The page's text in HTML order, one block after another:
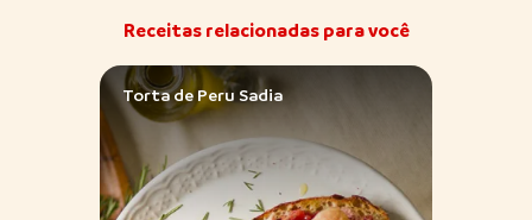
Receitas relacionadas para você
Torta de Peru Sadia